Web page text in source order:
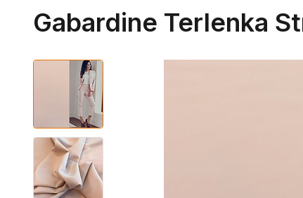
Gabardine Terlenka